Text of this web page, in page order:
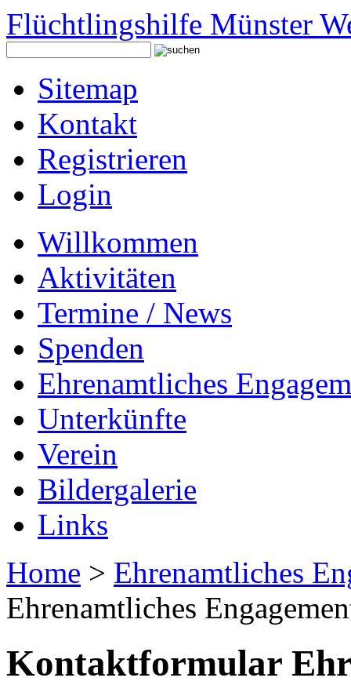
Flüchtlingshilfe Münster
Sitemap
Kontakt
Registrieren
Login
Willkommen
Aktivitäten
Termine / News
Spenden
Ehrenamtliches
Unterkünfte
Verein
Bildergalerie
Links
Home > Ehrenamtliches
Ehrenamtliches
Kontaktformular